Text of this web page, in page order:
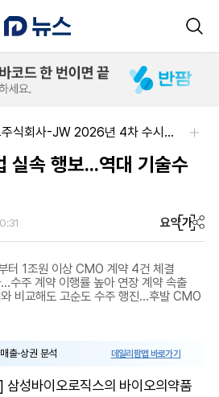
제이더블유홀딩스주식회사-JW 2026년 4차 수시채용
실속 행보...역대 기술수
요약가
터 1조원 이상 CMO 계약 4건 체결
수주 계약 이행률 높아 연장 계약 속출
비교해도 고순도 수주 행진...후발 CMO
출·상권 분석 데일리팜맵 바로가기
성바이오로직스의 바이오의약품